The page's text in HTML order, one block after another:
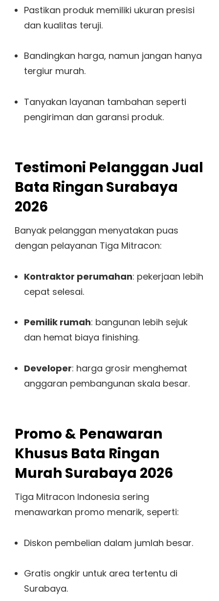
Pastikan produk memiliki ukuran presisi
dan kualitas teruji.
Bandingkan harga, namun jangan hanya
tergiur murah.
Tanyakan layanan tambahan seperti
pengiriman dan garansi produk.
Testimoni Pelanggan Jual
Bata Ringan Surabaya
2026
Banyak pelanggan menyatakan puas
dengan pelayanan Tiga Mitracon:
Kontraktor perumahan: pekerjaan lebih
cepat selesai.
Pemilik rumah: bangunan lebih sejuk
dan hemat biaya finishing.
Developer: harga grosir menghemat
anggaran pembangunan skala besar.
Promo & Penawaran
Khusus Bata Ringan
Murah Surabaya 2026
Tiga Mitracon Indonesia sering
menawarkan promo menarik, seperti:
Diskon pembelian dalam jumlah besar.
Gratis ongkir untuk area tertentu di
Surabaya.